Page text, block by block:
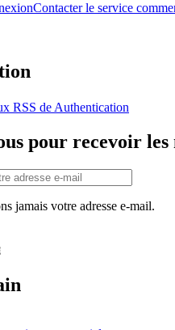
Contacter le service
RSS de Authentication
pour recevoir
jamais votre adresse e-mail.